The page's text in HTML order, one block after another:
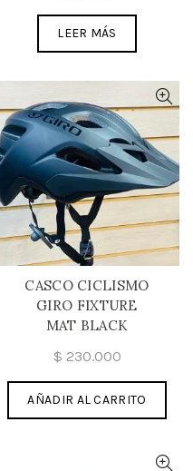
LEER MÁS
CASCO CICLISMO
GIRO FIXTURE
MAT BLACK
$ 230.000
AÑADIR AL CARRITO